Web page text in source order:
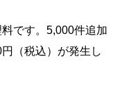
です。5,000件追加
（税込）が発生し